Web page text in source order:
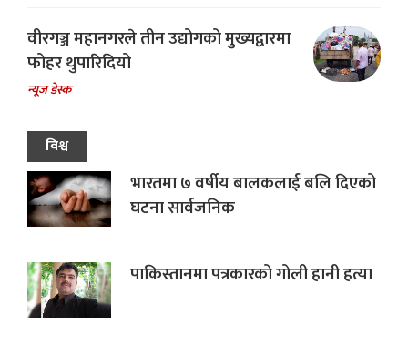
वीरगञ्ज महानगरले तीन उद्योगको मुख्यद्वारमा
फोहर थुपारिदियो
न्यूज डेस्क
विश्व
भारतमा ७ वर्षीय बालकलाई बलि दिएको
घटना सार्वजनिक
पाकिस्तानमा पत्रकारको गोली हानी हत्या